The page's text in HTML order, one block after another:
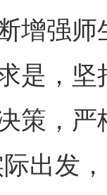
增强
是，
策，严
出发